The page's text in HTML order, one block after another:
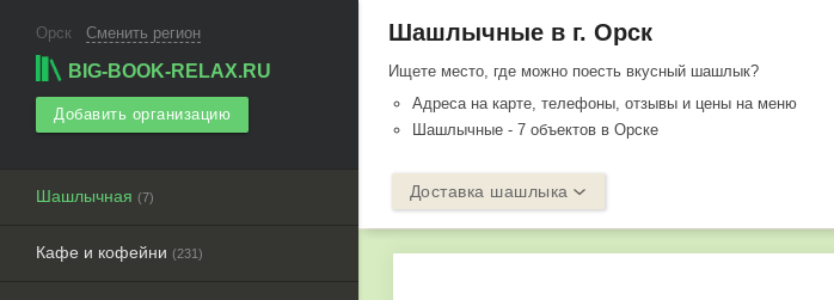
Орск Сменить регион
BIG-BOOK-RELAX.RU
Добавить организацию
Шашлычная (7)
Кафе и кофейни (231)
Шашлычные в г. Орск
Ищете место, где можно поесть вкусный шашлык?
Адреса на карте, телефоны, отзывы и цены на меню
Шашлычные - 7 объектов в Орске
Доставка шашлыка